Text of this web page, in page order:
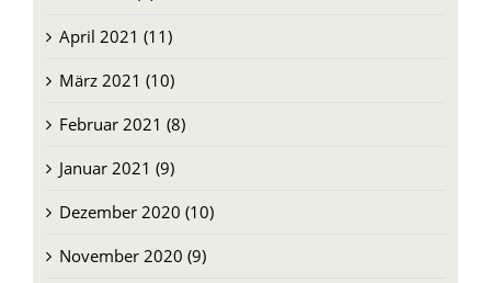
April 2021 (11)
März 2021 (10)
Februar 2021 (8)
Januar 2021 (9)
Dezember 2020 (10)
November 2020 (9)